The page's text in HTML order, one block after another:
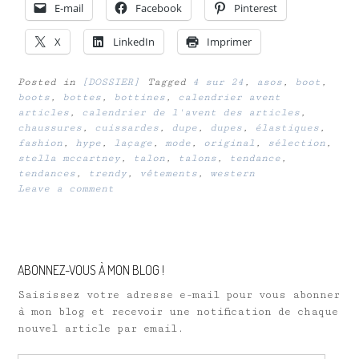
E-mail Facebook Pinterest
X LinkedIn Imprimer
Posted in [DOSSIER] Tagged 4 sur 24 , asos , boot ,
boots , bottes , bottines ,
calendrier avent
articles , calendrier de l'avent des articles ,
chaussures , cuissardes , dupe , dupes , élastiques ,
fashion , hype , laçage , mode , original , sélection ,
stella mccartney , talon , talons , tendance ,
tendances , trendy , vêtements , western
Leave a comment
ABONNEZ-VOUS À MON BLOG !
Saisissez votre adresse e-mail pour vous abonner
à mon blog et recevoir une notification de chaque
nouvel article par email.